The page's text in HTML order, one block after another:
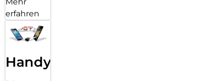
erfahren
Handy